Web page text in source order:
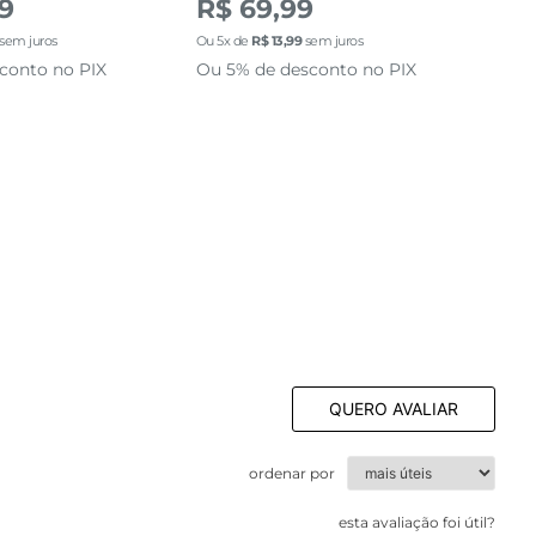
juros
no PIX
R$ 69,99
Ou5x de R$ 13,99sem juros
Ou 5% de desconto no PIX
QUERO AVALIAR
ordenar por
esta avaliação foi útil?